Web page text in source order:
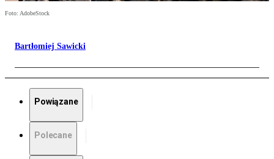
Foto: AdobeStock
Bartłomiej Sawicki
Powiązane
Polecane